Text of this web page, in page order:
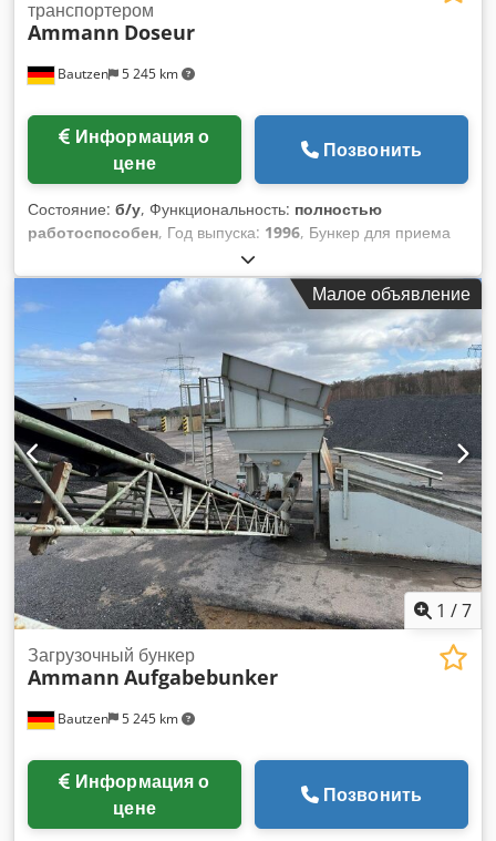
Bautzen 5 245 km
транспортером
Ammann Doseur
цене
Позвонить
Состояние: б/у, Функциональность: полностью
работоспособен, Год выпуска: 1996, Бункер для приема
отходов, б/у. Dcodpfezq S Avsx Akhok – Транспортер для
выгрузки. – Конвейер.
Малое объявление
1 /7
Bautzen 5 245 km
Загрузочный бункер
Ammann Aufgabebunker
цене
Позвонить